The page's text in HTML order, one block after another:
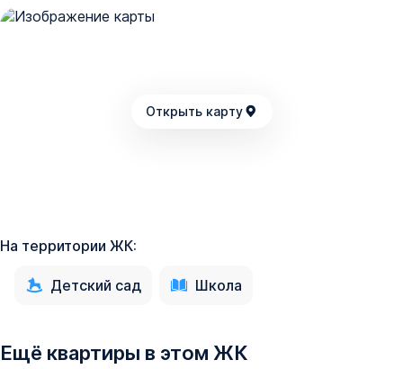
Открыть карту
На территории ЖК:
Детский сад Школа
Ещё квартиры в этом ЖК